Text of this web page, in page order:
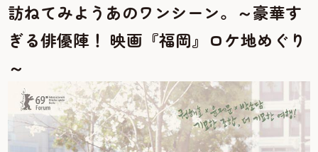
訪ねてみようあのワンシーン。～豪華す
ぎる俳優陣！ 映画『福岡』ロケ地めぐり
～